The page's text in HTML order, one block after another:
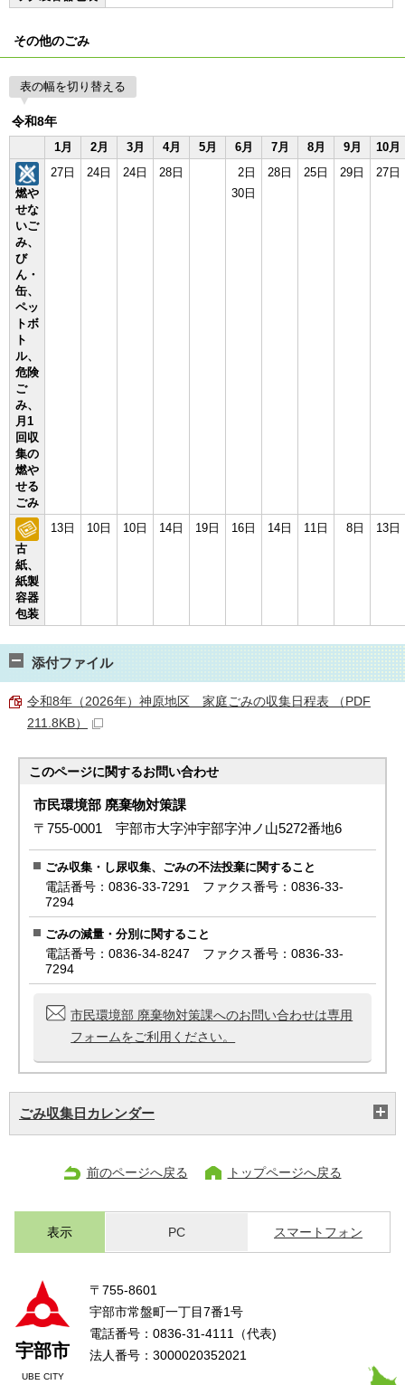
その他のごみ
表の幅を切り替える
令和8年
1月
2月 3月 4月 5月 6月 7月 8月 9月 10月
燃や
せな
いご
み、
び
ん・
缶、
ペッ
トボ
ト
ル、
危険
ご
み、
月1
回収
集の
燃や
せる
ごみ
27日 24日 24日 28日
2日
30日
28日 25日 29日 27日
古
紙、
紙製
容器
包装
13日 10日 10日 14日 19日 16日 14日 11日 8日 13日
添付ファイル
令和8年（2026年）神原地区 家庭ごみの収集日程表 （PDF
211.8KB）
このページに関するお問い合わせ
市民環境部 廃棄物対策課
〒755-0001 宇部市大字沖宇部字沖ノ山5272番地6
ごみ収集・し尿収集、ごみの不法投棄に関すること
電話番号：0836-33-7291 ファクス番号：0836-33-
7294
ごみの減量・分別に関すること
電話番号：0836-34-8247 ファクス番号：0836-33-
7294
市民環境部 廃棄物対策課へのお問い合わせは専用
フォームをご利用ください。
ごみ収集日カレンダー
前のページへ戻る トップページへ戻る
表示 PC スマートフォン
宇部市
UBE CITY
〒755-8601
宇部市常盤町一丁目7番1号
電話番号：0836-31-4111（代表)
法人番号：3000020352021